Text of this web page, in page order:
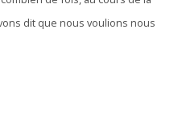
dit que nous voulions nous